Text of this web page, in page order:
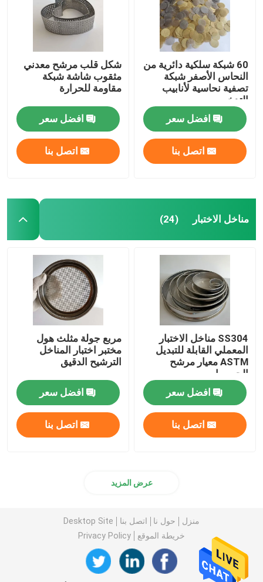
60 شبكة سلكية دائرية من
النحاس الأصفر شبكة
تصفية نحاسية لأنابيب
التدخين
افضل سعر
اتصل بنا
شكل قلب مرشح معدني
مثقوب شاشة شبكة
مقاومة للحرارة
افضل سعر
اتصل بنا
مناخل الاختبار (24)
SS304 مناخل الاختبار
المعملي القابلة للتبديل
ASTM معيار مرشح
الجسيمات
افضل سعر
اتصل بنا
مربع جولة مثلث هول
مختبر اختبار المناخل
الترشيح الدقيق
افضل سعر
اتصل بنا
عرض المزيد
منزل حول نا اتصل بنا
Desktop Site
خريطة الموقع
Privacy Policy